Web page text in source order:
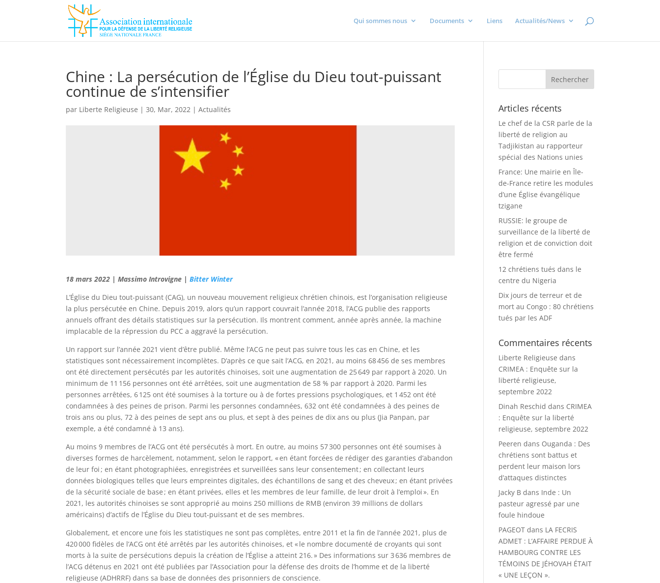
Qui sommes nous Documents Liens Actualités/News
Chine : La persécution de l’Église du Dieu tout-puissant
continue de s’intensifier
par Liberte Religieuse |30, Mar, 2022 |Actualités
18 mars 2022 | Massimo Introvigne |Bitter Winter
L’Église du Dieu tout-puissant (CAG), un nouveau mouvement religieux chrétien chinois, est l’organisation religieuse
la plus persécutée en Chine. Depuis 2019, alors qu’un rapport couvrait l’année 2018, l’ACG publie des rapports
annuels offrant des détails statistiques sur la persécution. Ils montrent comment, année après année, la machine
implacable de la répression du PCC a aggravé la persécution.
Un rapport sur l’année 2021 vient d’être publié. Même l’ACG ne peut pas suivre tous les cas en Chine, et les
statistiques sont nécessairement incomplètes. D’après ce que sait l’ACG, en 2021, au moins 68 456 de ses membres
ont été directement persécutés par les autorités chinoises, soit une augmentation de 25 649 par rapport à 2020. Un
minimum de 11 156 personnes ont été arrêtées, soit une augmentation de 58 % par rapport à 2020. Parmi les
personnes arrêtées, 6 125 ont été soumises à la torture ou à de fortes pressions psychologiques, et 1 452 ont été
condamnées à des peines de prison. Parmi les personnes condamnées, 632 ont été condamnées à des peines de
trois ans ou plus, 72 à des peines de sept ans ou plus, et sept à des peines de dix ans ou plus (Jia Panpan, par
exemple, a été condamné à 13 ans).
Au moins 9 membres de l’ACG ont été persécutés à mort. En outre, au moins 57 300 personnes ont été soumises à
diverses formes de harcèlement, notamment, selon le rapport, « en étant forcées de rédiger des garanties d’abandon
de leur foi ; en étant photographiées, enregistrées et surveillées sans leur consentement ; en collectant leurs
données biologiques telles que leurs empreintes digitales, des échantillons de sang et des cheveux ; en étant privées
de la sécurité sociale de base ; en étant privées, elles et les membres de leur famille, de leur droit à l’emploi ». En
2021, les autorités chinoises se sont approprié au moins 250 millions de RMB (environ 39 millions de dollars
américains) d’actifs de l’Église du Dieu tout-puissant et de ses membres.
Globalement, et encore une fois les statistiques ne sont pas complètes, entre 2011 et la fin de l’année 2021, plus de
420 000 fidèles de l’ACG ont été arrêtés par les autorités chinoises, et « le nombre documenté de croyants qui sont
morts à la suite de persécutions depuis la création de l’Église a atteint 216. » Des informations sur 3 636 membres de
l’ACG détenus en 2021 ont été publiées par l’Association pour la défense des droits de l’homme et de la liberté
religieuse (ADHRRF) dans sa base de données des prisonniers de conscience.
Articles récents
Le chef de la CSR parle de la
liberté de religion au
Tadjikistan au rapporteur
spécial des Nations unies
France: Une mairie en Île-
de-France retire les modules
d’une Église évangélique
tzigane
RUSSIE: le groupe de
surveillance de la liberté de
religion et de conviction doit
être fermé
12 chrétiens tués dans le
centre du Nigeria
Dix jours de terreur et de
mort au Congo : 80 chrétiens
tués par les ADF
Commentaires récents
Liberte Religieuse dans
CRIMEA : Enquête sur la
liberté religieuse,
septembre 2022
Dinah Reschid dans CRIMEA
: Enquête sur la liberté
religieuse, septembre 2022
Peeren dans Ouganda : Des
chrétiens sont battus et
perdent leur maison lors
d’attaques distinctes
Jacky B dans Inde : Un
pasteur agressé par une
foule hindoue
PAGEOT dans LA FECRIS
ADMET : L’AFFAIRE PERDUE À
HAMBOURG CONTRE LES
TÉMOINS DE JÉHOVAH ÉTAIT
« UNE LEÇON ».